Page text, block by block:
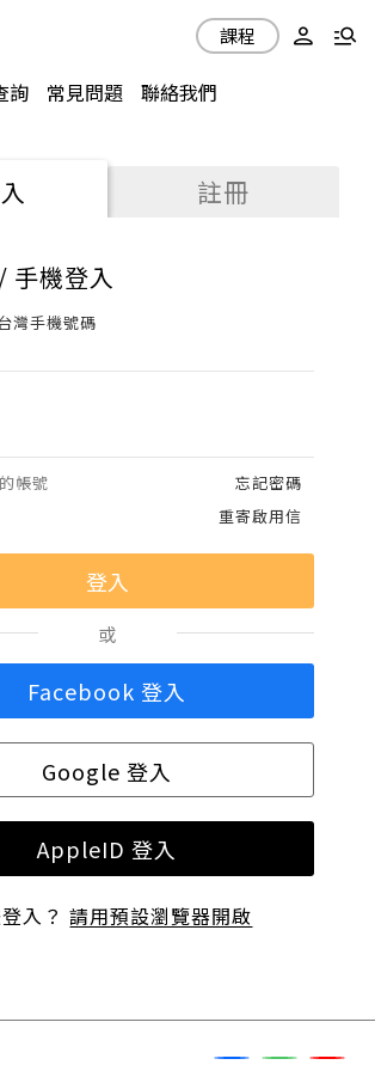
詢 常見問題 聯絡我們
課程
註冊
手機登入
灣手機號碼
帳號
忘記密碼
重寄啟用信
或
Facebook 登入
Google 登入
AppleID 登入
入？請用預設瀏覽器開啟